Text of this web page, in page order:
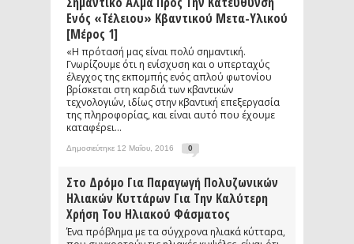
Ενός «τέλειου» Κβαντικού Μετα-Υλικού
[μέρος 1]
«Η πρότασή μας είναι πολύ σημαντική.
Γνωρίζουμε ότι η ενίσχυση και ο υπερταχύς
έλεγχος της εκπομπής ενός απλού φωτονίου
βρίσκεται στη καρδιά των κβαντικών
τεχνολογιών, ιδίως στην κβαντική επεξεργασία
της πληροφορίας, και είναι αυτό που έχουμε
καταφέρει...
Δημοσιεύτηκε 12 Μαΐου, 2016 0
Στο Δρόμο Για Παραγωγή Πολυζωνικών
Ηλιακών Κυττάρων Για Την Καλύτερη
Χρήση Του Ηλιακού Φάσματος
Ένα πρόβλημα με τα σύγχρονα ηλιακά κύτταρα,